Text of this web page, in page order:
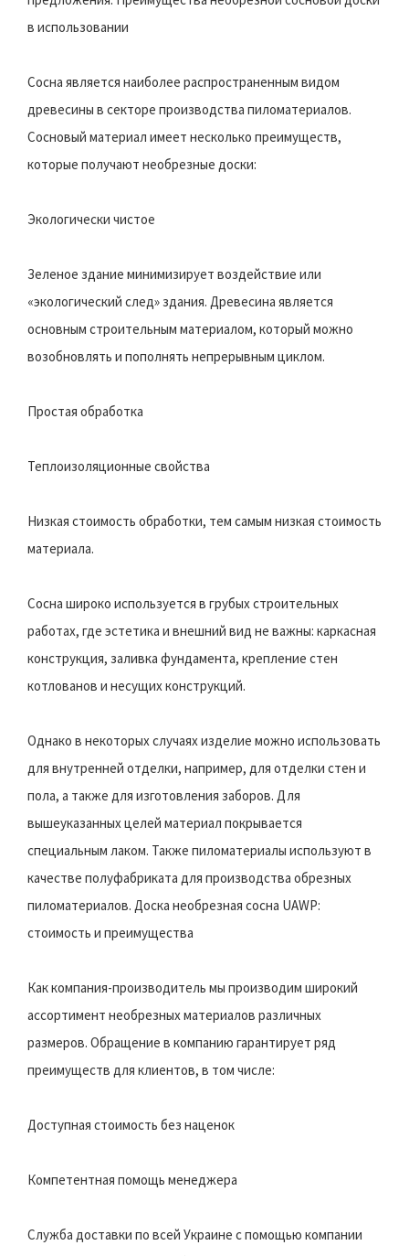
в использовании
Сосна является наиболее распространенным видом
древесины в секторе производства пиломатериалов.
Сосновый материал имеет несколько преимуществ,
которые получают необрезные доски:
Экологически чистое
Зеленое здание минимизирует воздействие или
«экологический след» здания. Древесина является
основным строительным материалом, который можно
возобновлять и пополнять непрерывным циклом.
Простая обработка
Теплоизоляционные свойства
Низкая стоимость обработки, тем самым низкая стоимость
материала.
Сосна широко используется в грубых строительных
работах, где эстетика и внешний вид не важны: каркасная
конструкция, заливка фундамента, крепление стен
котлованов и несущих конструкций.
Однако в некоторых случаях изделие можно использовать
для внутренней отделки, например, для отделки стен и
пола, а также для изготовления заборов. Для
вышеуказанных целей материал покрывается
специальным лаком. Также пиломатериалы используют в
качестве полуфабриката для производства обрезных
пиломатериалов. Доска необрезная сосна UAWP:
стоимость и преимущества
Как компания-производитель мы производим широкий
ассортимент необрезных материалов различных
размеров. Обращение в компанию гарантирует ряд
преимуществ для клиентов, в том числе:
Доступная стоимость без наценок
Компетентная помощь менеджера
Служба доставки по всей Украине с помощью компании